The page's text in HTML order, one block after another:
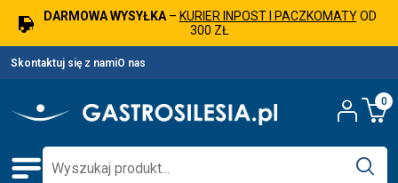
DARMOWA WYSYŁKA– KURIER INPOST I PACZKOMATYOD
300 ZŁ
Skontaktuj się z namiO nas
0